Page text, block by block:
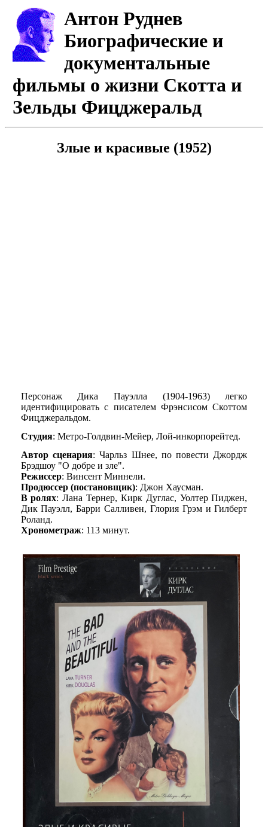
Антон Руднев
Биографические и
документальные
фильмы о жизни Скотта и
Зельды Фицджеральд
Злые и красивые (1952)
Персонаж Дика Пауэлла (1904-1963) легко
идентифицировать с писателем Фрэнсисом Скоттом
Фицджеральдом.
Студия: Метро-Голдвин-Мейер, Лой-инкорпорейтед.
Автор сценария: Чарльз Шнее, по повести Джордж
Брэдшоу "О добре и зле".
Режиссер: Винсент Миннели.
Продюссер (постановщик): Джон Хаусман.
В ролях: Лана Тернер, Кирк Дуглас, Уолтер Пиджен,
Дик Пауэлл, Барри Салливен, Глория Грэм и Гилберт
Роланд.
Хронометраж: 113 минут.